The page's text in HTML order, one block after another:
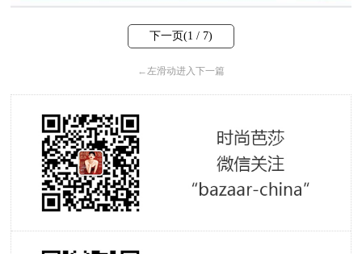
下一页(1 / 7)
←左滑动进入下一篇